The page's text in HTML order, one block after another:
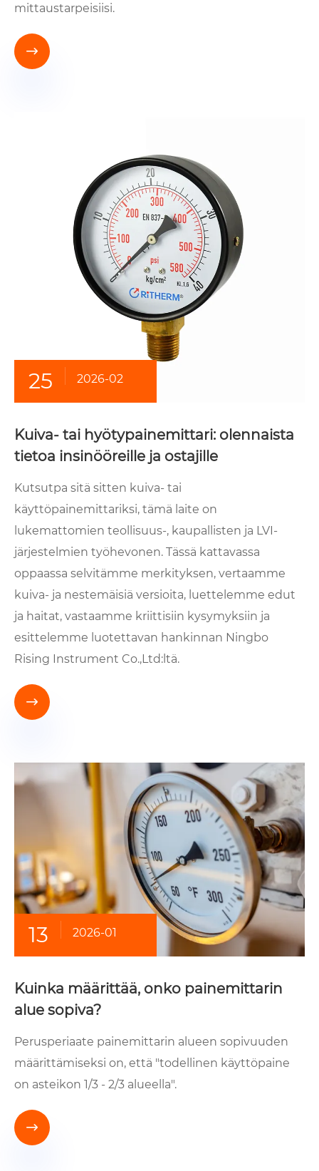
mittaustarpeisiisi.

25 2026-02
Kuiva- tai hyötypainemittari: olennaista
tietoa insinööreille ja ostajille
Kutsutpa sitä sitten kuiva- tai
käyttöpainemittariksi, tämä laite on
lukemattomien teollisuus-, kaupallisten ja LVI-
järjestelmien työhevonen. Tässä kattavassa
oppaassa selvitämme merkityksen, vertaamme
kuiva- ja nestemäisiä versioita, luettelemme edut
ja haitat, vastaamme kriittisiin kysymyksiin ja
esittelemme luotettavan hankinnan Ningbo
Rising Instrument Co.,Ltd:ltä.

13 2026-01
Kuinka määrittää, onko painemittarin
alue sopiva?
Perusperiaate painemittarin alueen sopivuuden
määrittämiseksi on, että "todellinen käyttöpaine
on asteikon 1/3 - 2/3 alueella".
